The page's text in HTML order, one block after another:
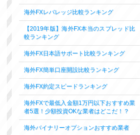
海外FXレバレッジ比較ランキング
【2019年版】海外FX本当のスプレッド比
較ランキング
海外FX日本語サポート比較ランキング
海外FX簡単口座開設比較ランキング
海外FX約定スピードランキング
海外FXで最低入金額1万円以下おすすめ業
者5選！少額投資OKな業者はどこだ！？
海外バイナリーオプションおすすめ業者